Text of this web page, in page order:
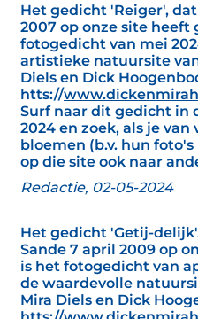
Het gedicht 'Reiger',
2007 op onze site heeft
fotogedicht van mei
artistieke natuursite
Diels en Dick
htts://
Surf naar dit gedicht in
2024 en zoek, als je
bloemen (b.v. hun
op die site ook naar
Redactie, 02-05-2024
Het gedicht 'Getij-
Sande 7 april 2009 op
is het fotogedicht van
de waardevolle
Mira Diels en Dick